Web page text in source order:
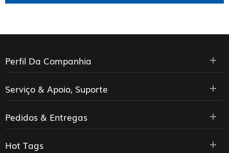
Perfil Da Companhia
Serviço & Apoio, Suporte
Pedidos & Entregas
Hot Tags